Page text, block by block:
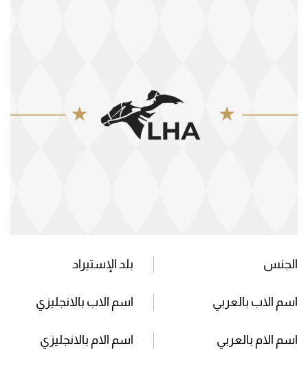
الجنس بلد الإستيراد
اسم الاب بالعربي اسم الاب بالانجليزي
اسم الام بالعربي اسم الام بالانجليزي